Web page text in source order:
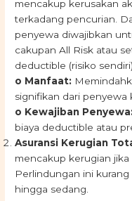
mencakup kerusakan
terkadang pencurian.
penyewa diwajibkan
cakupan All Risk atau
deductible (risiko
o Manfaat:
signifikan dari penyewa
o Kewajiban
biaya deductible atau
Asuransi Kerugian
mencakup kerugian
Perlindungan ini
hingga sedang.